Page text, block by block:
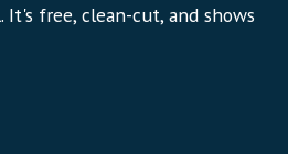
free, clean-cut, and shows